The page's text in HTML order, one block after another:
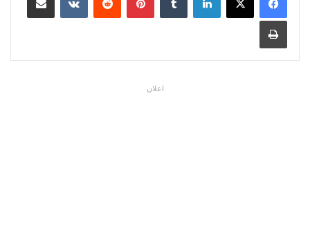
طباعة
اعلان